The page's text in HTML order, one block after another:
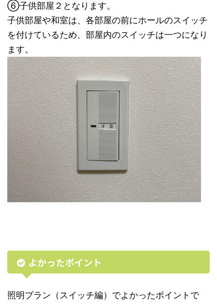
⑥子供部屋２となります。
子供部屋や和室は、各部屋の前にホールのスイッチ
を付けているため、部屋内のスイッチは一つになり
ます。
よかったポイント
照明プラン（スイッチ編）でよかったポイントで